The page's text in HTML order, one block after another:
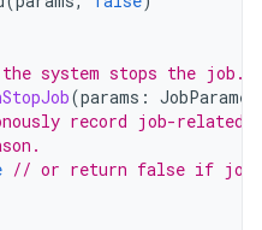
system stops the job.
(params :
record job-related
// or return false if job